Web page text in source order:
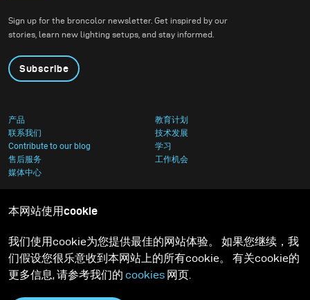
Sign up for the broncolor newsletter. Get inspired by our
stories, learn new lighting setups, and stay informed.
Subscribe
产品
教育计划
联系我们
技术发展
Contribute to our blog
学习
售后服务
工作机会
媒体中心
本网站使用cookie
我们使用cookie为您提供最佳的网站体验。 如果您继续，我
们假设您很乐意收到本网站上的所有cookie。 有关cookie的
更多信息, 请参考我们的 cookies 网页.